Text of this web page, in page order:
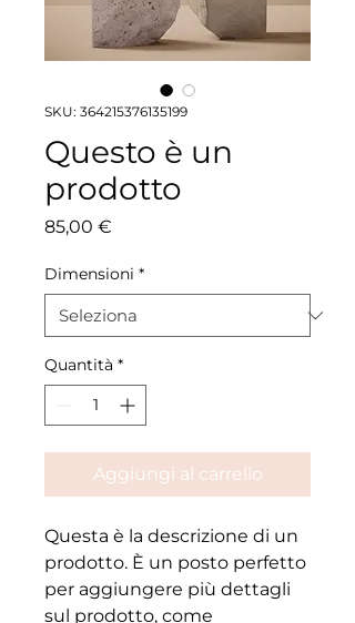
SKU: 364215376135199
Questo è un
prodotto
85,00 €
Dimensioni *
Quantità *
Aggiungi al carrello
Questa è la descrizione di un
prodotto. È un posto perfetto
per aggiungere più dettagli
sul prodotto, come